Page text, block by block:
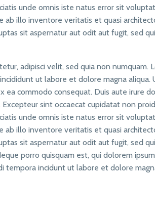
unde omnis iste natus error sit
ab illo inventore veritatis et quasi
sit aspernatur aut odit aut fugit, sed
adipisci velit, sed quia non numquam.
ut labore et dolore magna aliqua.
ea commodo consequat. Duis aute irure
sint occaecat cupidatat non
unde omnis iste natus error sit
ab illo inventore veritatis et quasi
sit aspernatur aut odit aut fugit, sed
porro quisquam est, qui dolorem
tempora incidunt ut labore et dolore